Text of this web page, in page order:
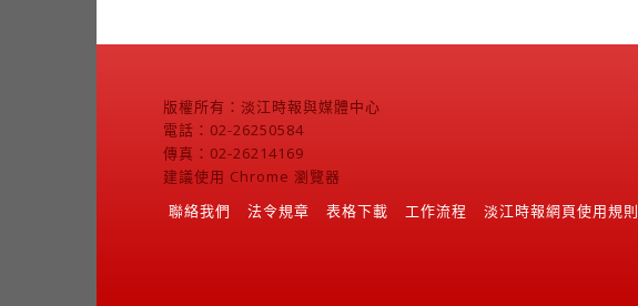
版權所有：淡江時報與媒體中心
電話：02-26250584
傳真：02-26214169
建議使用 Chrome 瀏覽器
聯絡我們
法令規章 表格下載 工作流程 淡江時報網頁使用規則